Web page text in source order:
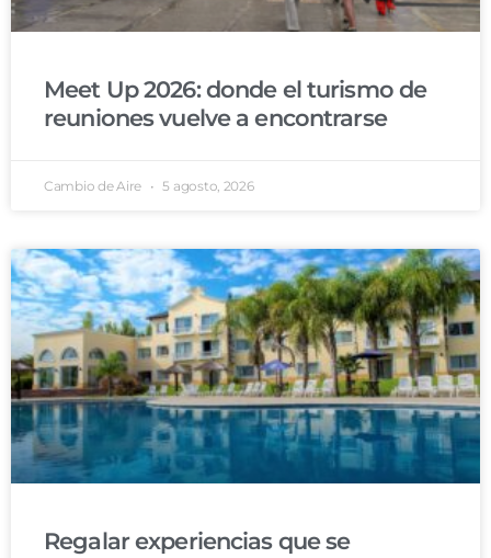
Meet Up 2026: donde el turismo de
reuniones vuelve a encontrarse
Cambio de Aire 5 agosto, 2026
Regalar experiencias que se